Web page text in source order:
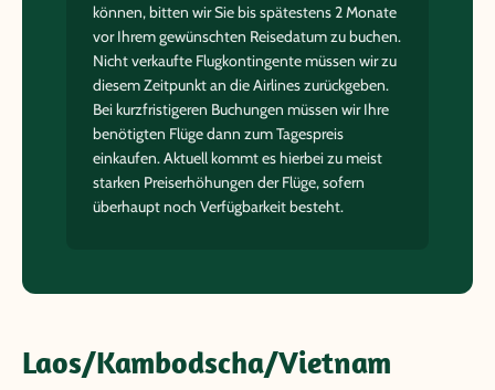
können, bitten wir Sie bis spätestens 2 Monate
vor Ihrem gewünschten Reisedatum zu buchen.
Nicht verkaufte Flugkontingente müssen wir zu
diesem Zeitpunkt an die Airlines zurückgeben.
Bei kurzfristigeren Buchungen müssen wir Ihre
benötigten Flüge dann zum Tagespreis
einkaufen. Aktuell kommt es hierbei zu meist
starken Preiserhöhungen der Flüge, sofern
überhaupt noch Verfügbarkeit besteht.
Laos/Kambodscha/Vietnam